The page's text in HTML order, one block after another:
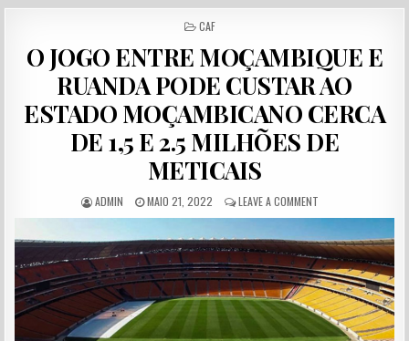
POSTED IN
CAF
O JOGO ENTRE MOÇAMBIQUE E
RUANDA PODE CUSTAR AO
ESTADO MOÇAMBICANO CERCA
DE 1,5 E 2.5 MILHÕES DE
METICAIS
AUTHOR:
ADMIN PUBLISHED DATE:
MAIO 21, 2022 LEAVE A COMMENT